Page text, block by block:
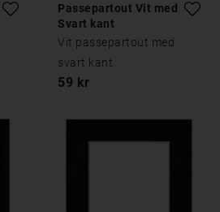
Passepartout Vit med
Svart kant
Vit passepartout med
svart kant
59 kr